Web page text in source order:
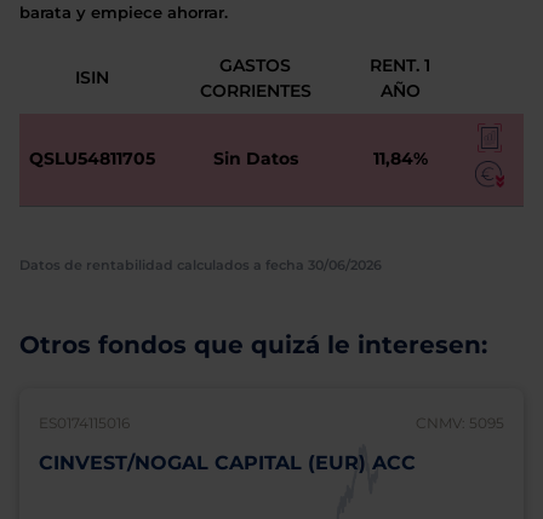
barata y empiece ahorrar.
ISIN
GASTOS
CORRIENTES
RENT. 1
AÑO
QSLU54811705 Sin Datos 11,84%
Datos de rentabilidad calculados a fecha 30/06/2026
Otros fondos que quizá le interesen:
ES0174115016 CNMV: 5095
CINVEST/NOGAL CAPITAL (EUR) ACC